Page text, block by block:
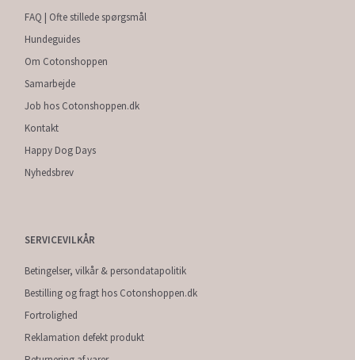
FAQ | Ofte stillede spørgsmål
Hundeguides
Om Cotonshoppen
Samarbejde
Job hos Cotonshoppen.dk
Kontakt
Happy Dog Days
Nyhedsbrev
SERVICEVILKÅR
Betingelser, vilkår & persondatapolitik
Bestilling og fragt hos Cotonshoppen.dk
Fortrolighed
Reklamation defekt produkt